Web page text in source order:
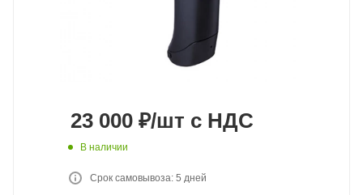
23 000 ₽/шт с НДС
В наличии
Срок самовывоза: 5 дней